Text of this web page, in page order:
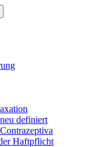
definiert
Haftpflicht